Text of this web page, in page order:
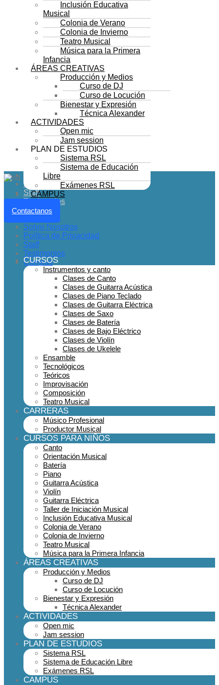
Inclusión Educativa
Musical
Colonia de Verano
Colonia de Invierno
Teatro Musical
Música para la Primera
Infancia
ÁREAS CREATIVAS
Producción y Medios
Curso de DJ
Curso de Locución
Bienestar y Expresión
Técnica Alexander
ACTIVIDADES
Open mic
Jam session
PLAN DE ESTUDIOS
Sistema RSL
Sistema de Educación
Libre
Exámenes RSL
CAMPUS
Contactanos
Sobre Nosotros
Política de Privacidad
Staff
Testimonios
Campus
Sobre Nosotros
Política de Privacidad
Staff
Testimonios
Campus
CURSOS
Instrumentos y canto
Clases de Canto
Clases de Guitarra Acústica
Clases de Piano Teclado
Clases de Guitarra Eléctrica
Clases de Saxo
Clases de Batería
Clases de Bajo Eléctrico
Clases de Violín
Clases de Ukelele
Ensamble
Tecnológicos
Teóricos
Improvisación
Composición
Teatro Musical
CARRERAS
Músico Profesional
Productor Musical
CURSOS PARA NIÑOS
Canto
Orientación Musical
Batería
Piano
Guitarra Acústica
Violín
Guitarra Eléctrica
Taller de Iniciación Musical
Inclusión Educativa Musical
Colonia de Verano
Colonia de Invierno
Teatro Musical
Música para la Primera Infancia
ÁREAS CREATIVAS
Producción y Medios
Curso de DJ
Curso de Locución
Bienestar y Expresión
Técnica Alexander
ACTIVIDADES
Open mic
Jam session
PLAN DE ESTUDIOS
Sistema RSL
Sistema de Educación Libre
Exámenes RSL
CAMPUS